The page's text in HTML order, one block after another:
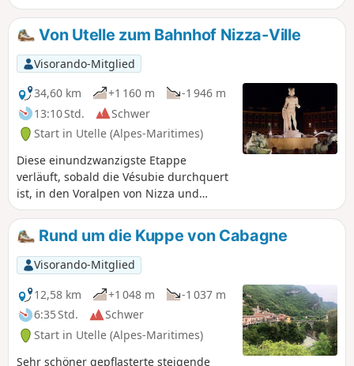
zu den Golfen der Côte d'Azur. Diese Wanderung verläuft
fast ausschließlich entlang desGR®5. Achtung: Passagen
auf Stegen und sehr heikle Passagen im letzten Anstieg.
Von Utelle zum Bahnhof Nizza-Ville
Visorando-Mitglied
34,60 km
+1 160 m
-1 946 m
13:10 Std.
Schwer
Start in Utelle (Alpes-Maritimes)
Diese einundzwanzigste Etappe
verläuft, sobald die Vésubie durchquert
ist, in den Voralpen von Nizza und
beendet am Meer die GTA, die Grande
Traversée des Alpes. Von der Place de la
Fontaine in Utelle aus verläuft der GR®5
zunächst in westlicher, dann in
südlicher Richtung, um einige Täler zu
durchqueren und den Weiler Cros
d’Utelle zu erreichen. Er durchquert die
Vésubie, führt hinter der Stadt Levens
den gegenüberliegenden Hang hinauf,
steigt durch den Wald zum Colla Partida
Rund um die Kuppe von Cabagne
Visorando-Mitglied
12,58 km
+1 048 m
-1 037 m
6:35 Std.
Schwer
Start in Utelle (Alpes-Maritimes)
Sehr schöner gepflasterte steigende